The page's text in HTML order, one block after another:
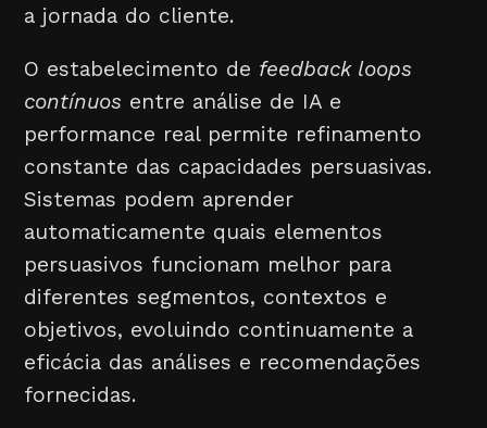
a jornada do cliente.
O estabelecimento de feedback loops
contínuos entre análise de IA e
performance real permite refinamento
constante das capacidades persuasivas.
Sistemas podem aprender
automaticamente quais elementos
persuasivos funcionam melhor para
diferentes segmentos, contextos e
objetivos, evoluindo continuamente a
eficácia das análises e recomendações
fornecidas.